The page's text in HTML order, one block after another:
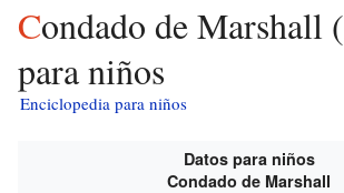
Condado de Marshall (Iowa)
para niños
Enciclopedia para niños
Datos para niños
Condado de Marshall